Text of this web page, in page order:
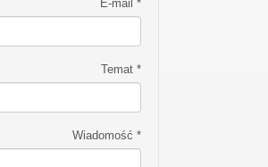
E-mail *
Temat *
Wiadomość *